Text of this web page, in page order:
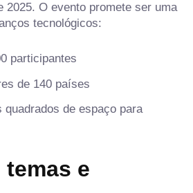
2025. O evento promete ser uma
tecnológicos:
participantes
de 140 países
quadrados de espaço para
e